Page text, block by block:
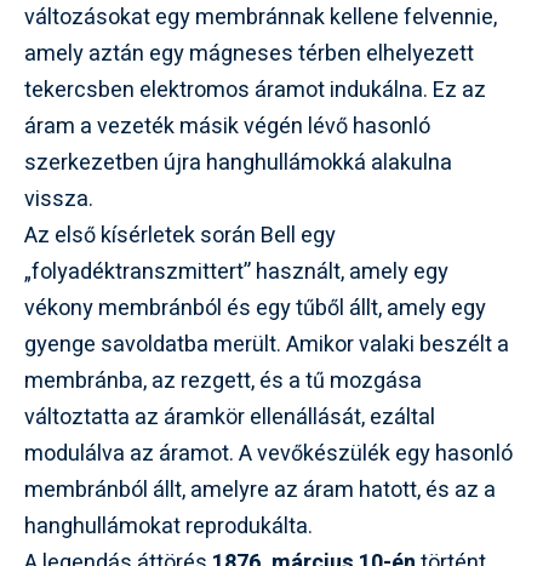
változásokat egy membránnak kellene felvennie,
amely aztán egy mágneses térben elhelyezett
tekercsben elektromos áramot indukálna. Ez az
áram a vezeték másik végén lévő hasonló
szerkezetben újra hanghullámokká alakulna
vissza.
Az első kísérletek során Bell egy
„folyadéktranszmittert” használt, amely egy
vékony membránból és egy tűből állt, amely egy
gyenge savoldatba merült. Amikor valaki beszélt a
membránba, az rezgett, és a tű mozgása
változtatta az áramkör ellenállását, ezáltal
modulálva az áramot. A vevőkészülék egy hasonló
membránból állt, amelyre az áram hatott, és az a
hanghullámokat reprodukálta.